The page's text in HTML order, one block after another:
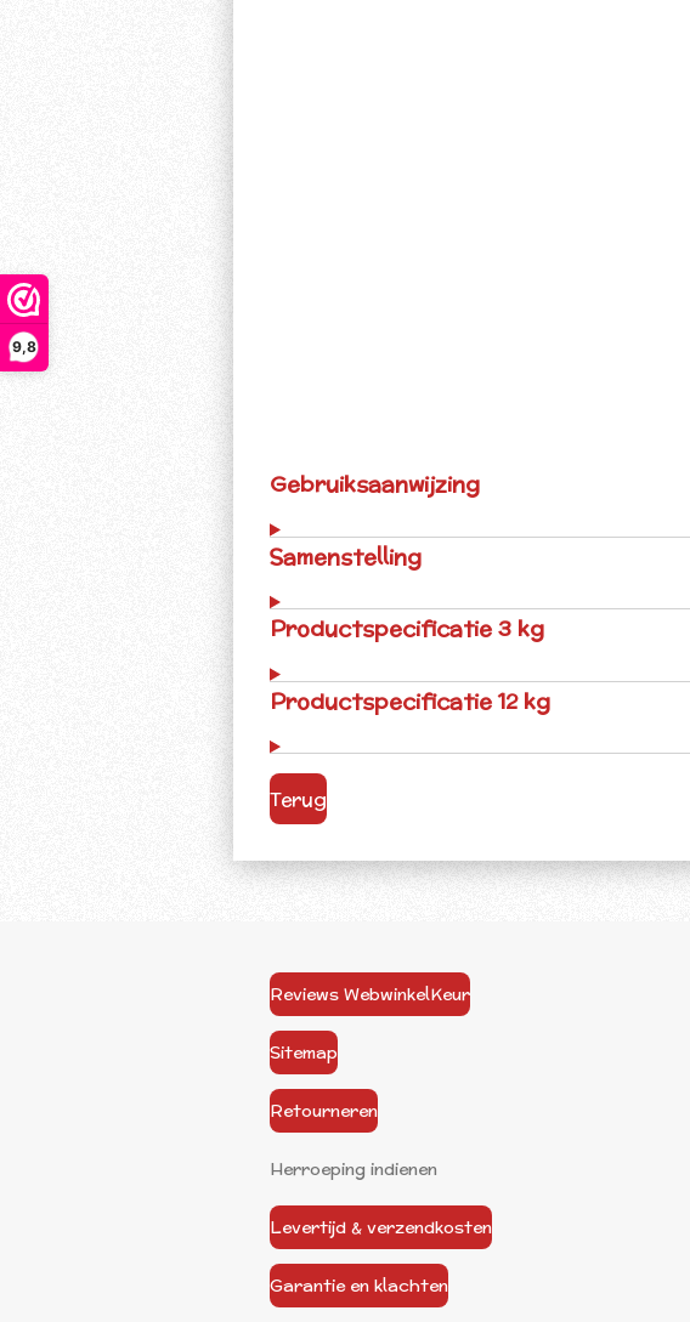
9,8
Gebruiksaanwijzing
Samenstelling
Productspecificatie 3 kg
Productspecificatie 12 kg
Terug
Reviews WebwinkelKeur
Sitemap
Retourneren
Herroeping indienen
Levertijd & verzendkosten
Garantie en klachten